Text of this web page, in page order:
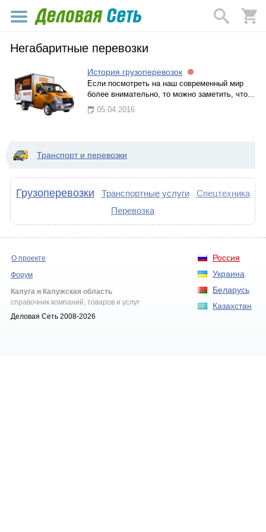
Негабаритные перевозки
История грузоперевозок
Если посмотреть на наш современный мир
более внимательно, то можно заметить, что...
05.04.2016
Транспорт и перевозки
Грузоперевозки Транспортные услуги
Спецтехника
Перевозка
Россия
Украина
Беларусь
Казахстан
О проекте
Форум
Калуга и Калужская область
справочник компаний, товаров и услуг
Деловая Сеть 2008-2026